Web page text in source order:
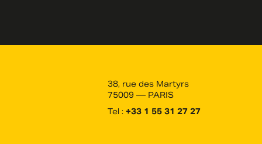
38, rue des Martyrs
75009 — PARIS
Tel : +33 1 55 31 27 27